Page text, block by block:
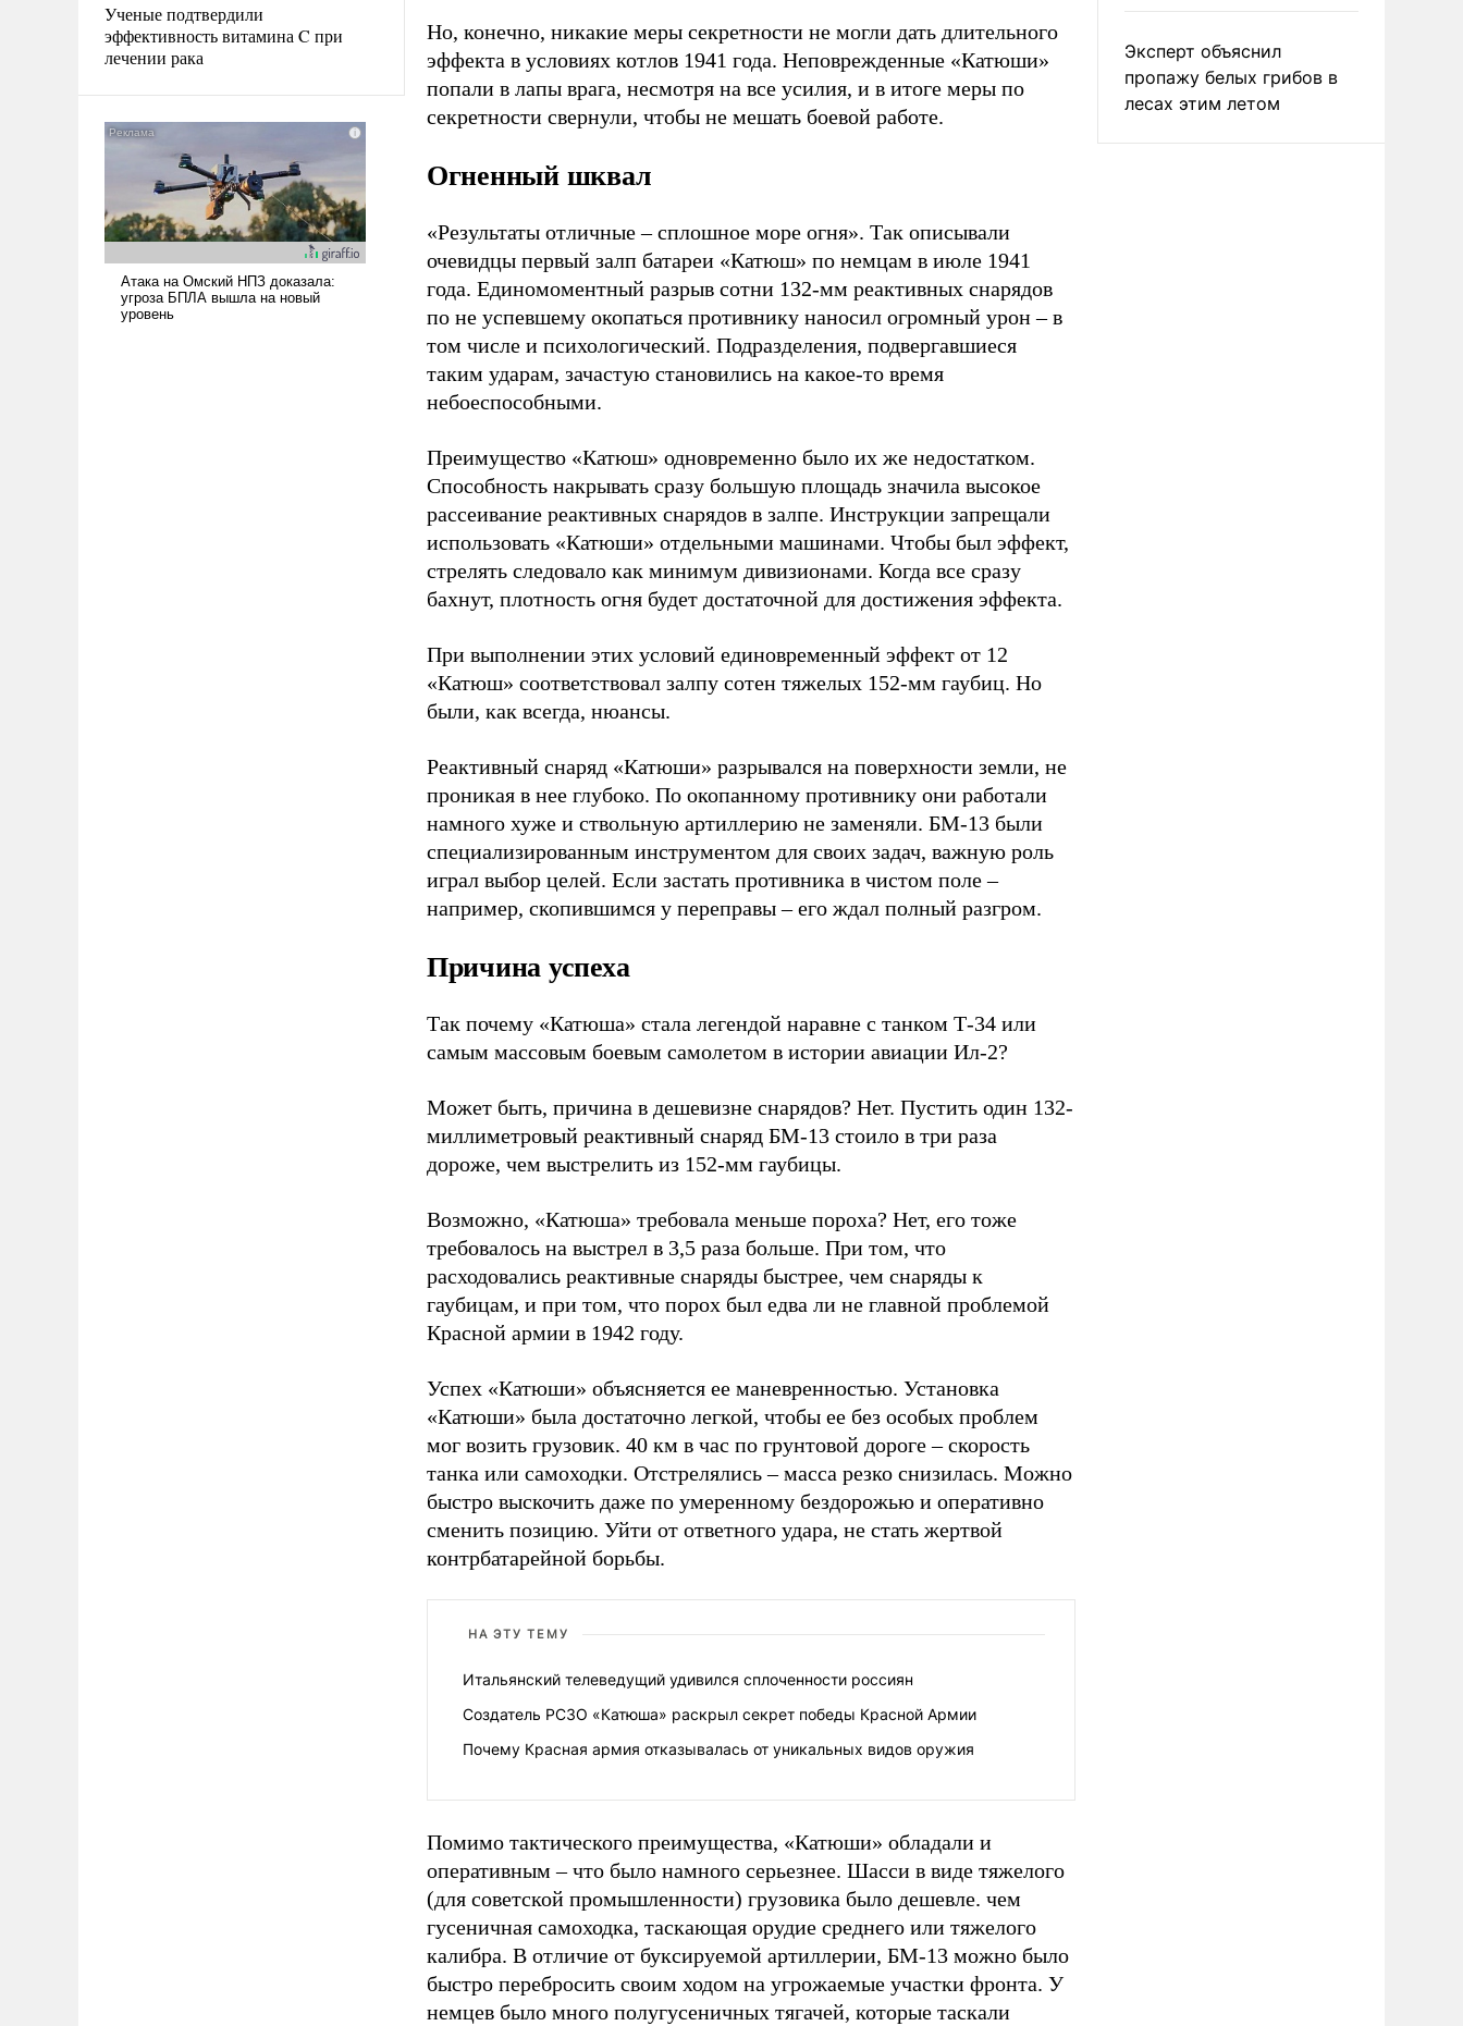
Ученые подтвердили
эффективность витамина C при
лечении рака
Но, конечно, никакие меры секретности не могли дать длительного
эффекта в условиях котлов 1941 года. Неповрежденные «Катюши»
попали в лапы врага, несмотря на все усилия, и в итоге меры по
секретности свернули, чтобы не мешать боевой работе.
Огненный шквал
«Результаты отличные – сплошное море огня». Так описывали
очевидцы первый залп батареи «Катюш» по немцам в июле 1941
года. Единомоментный разрыв сотни 132-мм реактивных снарядов
по не успевшему окопаться противнику наносил огромный урон – в
том числе и психологический. Подразделения, подвергавшиеся
таким ударам, зачастую становились на какое-то время
небоеспособными.
Преимущество «Катюш» одновременно было их же недостатком.
Способность накрывать сразу большую площадь значила высокое
рассеивание реактивных снарядов в залпе. Инструкции запрещали
использовать «Катюши» отдельными машинами. Чтобы был эффект,
стрелять следовало как минимум дивизионами. Когда все сразу
бахнут, плотность огня будет достаточной для достижения эффекта.
При выполнении этих условий единовременный эффект от 12
«Катюш» соответствовал залпу сотен тяжелых 152-мм гаубиц. Но
были, как всегда, нюансы.
Реактивный снаряд «Катюши» разрывался на поверхности земли, не
проникая в нее глубоко. По окопанному противнику они работали
намного хуже и ствольную артиллерию не заменяли. БМ-13 были
специализированным инструментом для своих задач, важную роль
играл выбор целей. Если застать противника в чистом поле –
например, скопившимся у переправы – его ждал полный разгром.
Причина успеха
Так почему «Катюша» стала легендой наравне с танком Т-34 или
самым массовым боевым самолетом в истории авиации Ил-2?
Может быть, причина в дешевизне снарядов? Нет. Пустить один 132-
миллиметровый реактивный снаряд БМ-13 стоило в три раза
дороже, чем выстрелить из 152-мм гаубицы.
Возможно, «Катюша» требовала меньше пороха? Нет, его тоже
требовалось на выстрел в 3,5 раза больше. При том, что
расходовались реактивные снаряды быстрее, чем снаряды к
гаубицам, и при том, что порох был едва ли не главной проблемой
Красной армии в 1942 году.
Успех «Катюши» объясняется ее маневренностью. Установка
«Катюши» была достаточно легкой, чтобы ее без особых проблем
мог возить грузовик. 40 км в час по грунтовой дороге – скорость
танка или самоходки. Отстрелялись – масса резко снизилась. Можно
быстро выскочить даже по умеренному бездорожью и оперативно
сменить позицию. Уйти от ответного удара, не стать жертвой
контрбатарейной борьбы.
НА ЭТУ ТЕМУ
Итальянский телеведущий удивился сплоченности россиян
Создатель РСЗО «Катюша» раскрыл секрет победы Красной Армии
Почему Красная армия отказывалась от уникальных видов оружия
Помимо тактического преимущества, «Катюши» обладали и
оперативным – что было намного серьезнее. Шасси в виде тяжелого
(для советской промышленности) грузовика было дешевле. чем
гусеничная самоходка, таскающая орудие среднего или тяжелого
калибра. В отличие от буксируемой артиллерии, БМ-13 можно было
быстро перебросить своим ходом на угрожаемые участки фронта. У
немцев было много полугусеничных тягачей, которые таскали
Эксперт объяснил
пропажу белых грибов в
лесах этим летом